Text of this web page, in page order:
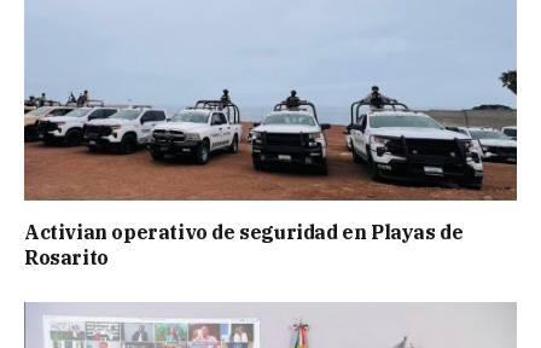
Activian operativo de seguridad en Playas de
Rosarito